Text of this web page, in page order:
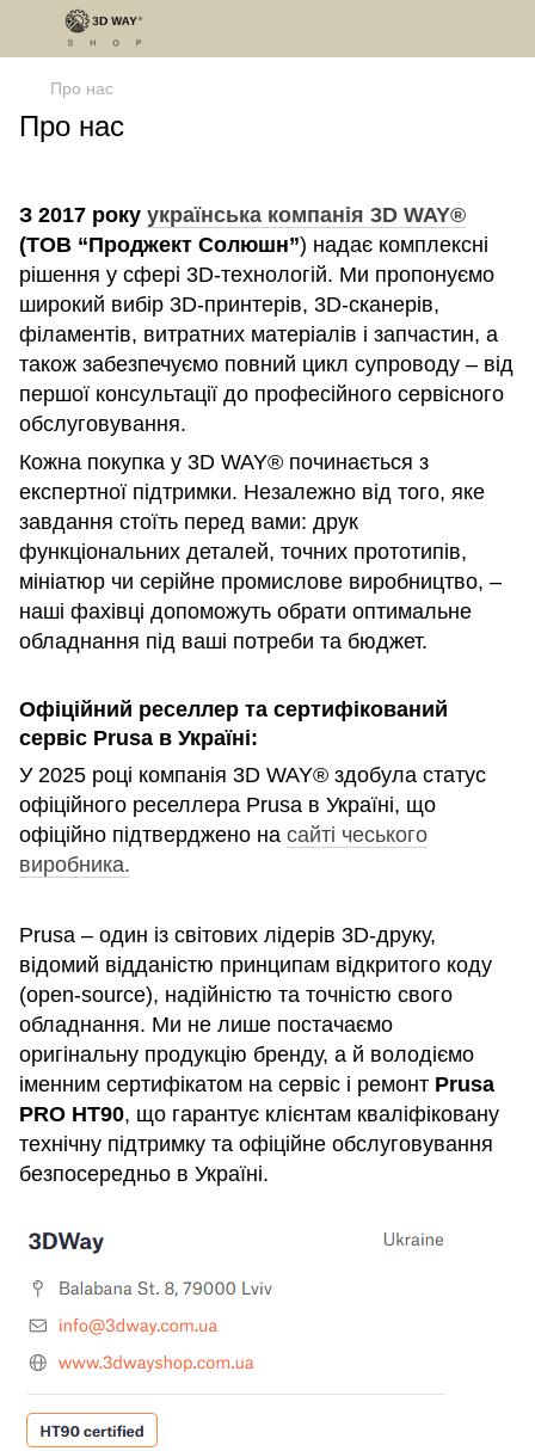
Про нас
Про нас
З 2017 року українська компанія 3D WAY®
(ТОВ “Проджект Солюшн”) надає комплексні
рішення у сфері 3D-технологій. Ми пропонуємо
широкий вибір 3D-принтерів, 3D-сканерів,
філаментів, витратних матеріалів і запчастин, а
також забезпечуємо повний цикл супроводу – від
першої консультації до професійного сервісного
обслуговування.
Кожна покупка у 3D WAY® починається з
експертної підтримки. Незалежно від того, яке
завдання стоїть перед вами: друк
функціональних деталей, точних прототипів,
мініатюр чи серійне промислове виробництво, –
наші фахівці допоможуть обрати оптимальне
обладнання під ваші потреби та бюджет.
Офіційний реселлер та сертифікований
сервіс Prusa в Україні:
У 2025 році компанія 3D WAY® здобула статус
офіційного реселлера Prusa в Україні, що
офіційно підтверджено на сайті чеського
виробника.
Prusa – один із світових лідерів 3D-друку,
відомий відданістю принципам відкритого коду
(open-source), надійністю та точністю свого
обладнання. Ми не лише постачаємо
оригінальну продукцію бренду, а й володіємо
іменним сертифікатом на сервіс і ремонт Prusa
PRO HT90, що гарантує клієнтам кваліфіковану
технічну підтримку та офіційне обслуговування
безпосередньо в Україні.